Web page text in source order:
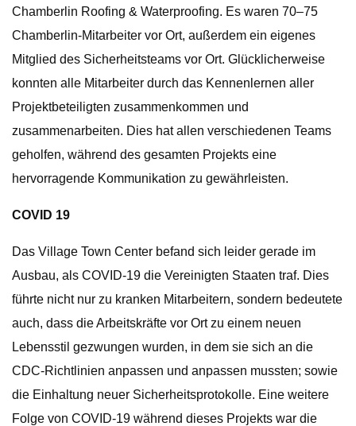
Chamberlin Roofing & Waterproofing. Es waren 70–75
Chamberlin-Mitarbeiter vor Ort, außerdem ein eigenes
Mitglied des Sicherheitsteams vor Ort. Glücklicherweise
konnten alle Mitarbeiter durch das Kennenlernen aller
Projektbeteiligten zusammenkommen und
zusammenarbeiten. Dies hat allen verschiedenen Teams
geholfen, während des gesamten Projekts eine
hervorragende Kommunikation zu gewährleisten.
COVID 19
Das Village Town Center befand sich leider gerade im
Ausbau, als COVID-19 die Vereinigten Staaten traf. Dies
führte nicht nur zu kranken Mitarbeitern, sondern bedeutete
auch, dass die Arbeitskräfte vor Ort zu einem neuen
Lebensstil gezwungen wurden, in dem sie sich an die
CDC-Richtlinien anpassen und anpassen mussten; sowie
die Einhaltung neuer Sicherheitsprotokolle. Eine weitere
Folge von COVID-19 während dieses Projekts war die